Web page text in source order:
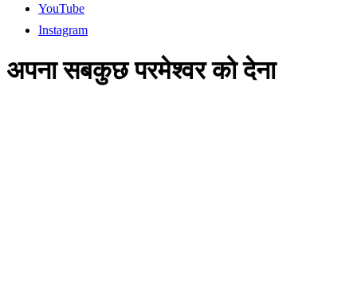
YouTube
Instagram
अपना सबकुछ परमेश्वर को देना